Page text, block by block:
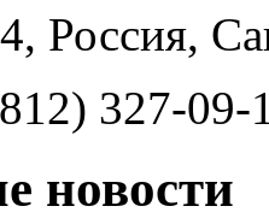
Россия,
327-09-
новости